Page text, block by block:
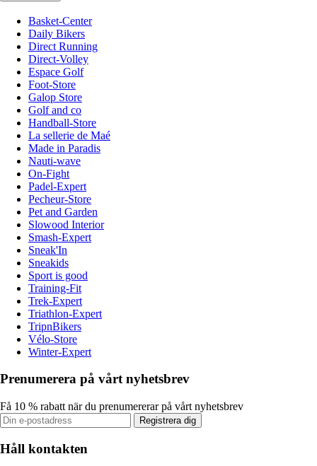
Basket-Center
Daily Bikers
Direct Running
Direct-Volley
Espace Golf
Foot-Store
Galop Store
Golf and co
Handball-Store
La sellerie de Maé
Made in Paradis
Nauti-wave
On-Fight
Padel-Expert
Pecheur-Store
Pet and Garden
Slowood Interior
Smash-Expert
Sneak'In
Sneakids
Sport is good
Training-Fit
Trek-Expert
Triathlon-Expert
TripnBikers
Vélo-Store
Winter-Expert
Prenumerera på vårt nyhetsbrev
Få 10 % rabatt när du prenumererar på vårt nyhetsbrev
Registrera dig
Håll kontakten